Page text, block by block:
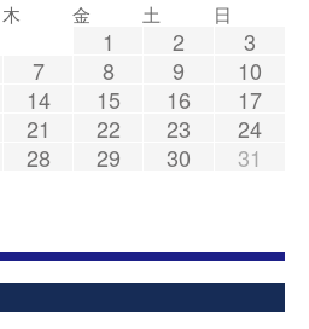
木 金 土 日
1 2
3
7 8 9
10
14 15 16
17
21 22 23
24
28 29 30 31